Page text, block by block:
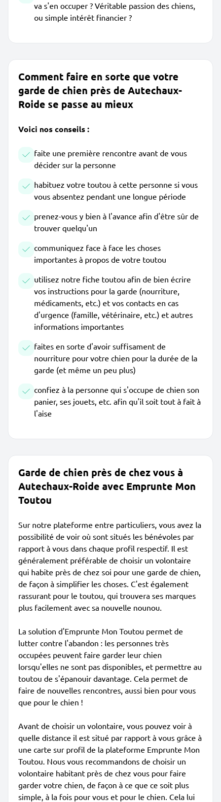
va s'en occuper ? Véritable passion des chiens,
ou simple intérêt financier ?
Comment faire en sorte que votre
garde de chien près de Autechaux-
Roide se passe au mieux
Voici nos conseils :
faite une première rencontre avant de vous
décider sur la personne
habituez votre toutou à cette personne si vous
vous absentez pendant une longue période
prenez-vous y bien à l'avance afin d'être sûr de
trouver quelqu'un
communiquez face à face les choses
importantes à propos de votre toutou
utilisez notre fiche toutou afin de bien écrire
vos instructions pour la garde (nourriture,
médicaments, etc.) et vos contacts en cas
d'urgence (famille, vétérinaire, etc.) et autres
informations importantes
faites en sorte d'avoir suffisament de
nourriture pour votre chien pour la durée de la
garde (et même un peu plus)
confiez à la personne qui s'occupe de chien son
panier, ses jouets, etc. afin qu'il soit tout à fait à
l'aise
Garde de chien près de chez vous à
Autechaux-Roide avec Emprunte Mon
Toutou
Sur notre plateforme entre particuliers, vous avez la
possibilité de voir où sont situés les bénévoles par
rapport à vous dans chaque profil respectif. Il est
généralement préférable de choisir un volontaire
qui habite près de chez soi pour une garde de chien,
de façon à simplifier les choses. C'est également
rassurant pour le toutou, qui trouvera ses marques
plus facilement avec sa nouvelle nounou.
La solution d'Emprunte Mon Toutou permet de
lutter contre l'abandon : les personnes très
occupées peuvent faire garder leur chien
lorsqu'elles ne sont pas disponibles, et permettre au
toutou de s'épanouir davantage. Cela permet de
faire de nouvelles rencontres, aussi bien pour vous
que pour le chien !
Avant de choisir un volontaire, vous pouvez voir à
quelle distance il est situé par rapport à vous grâce à
une carte sur profil de la plateforme Emprunte Mon
Toutou. Nous vous recommandons de choisir un
volontaire habitant près de chez vous pour faire
garder votre chien, de façon à ce que ce soit plus
simple, à la fois pour vous et pour le chien. Cela lui